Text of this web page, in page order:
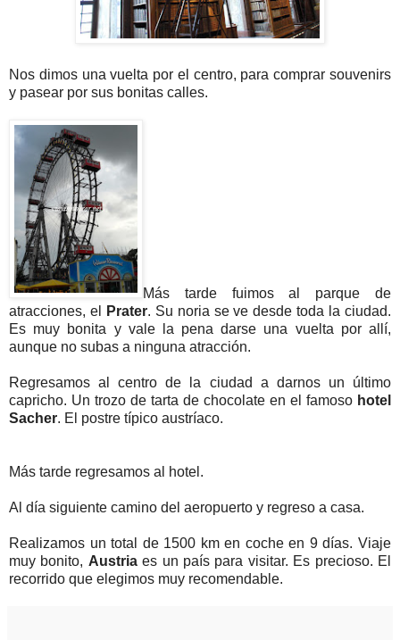
Nos dimos una vuelta por el centro, para comprar souvenirs
y pasear por sus bonitas calles.
Más tarde fuimos al parque de
atracciones, el
Prater. Su noria se ve desde toda la ciudad.
Es muy bonita y vale la pena darse una vuelta por allí,
aunque no subas a ninguna atracción.
Regresamos al centro de la ciudad a darnos un último
capricho. Un trozo de tarta de chocolate en el famoso hotel
Sacher. El postre típico austríaco.
Más tarde regresamos al hotel.
Al día siguiente camino del aeropuerto y regreso a casa.
Realizamos un total de 1500 km en coche en 9 días. Viaje
muy bonito, Austriaes un país para visitar. Es precioso. El
recorrido que elegimos muy recomendable.